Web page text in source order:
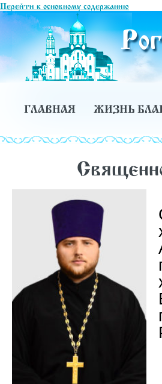
Перейти к основному содержанию
ГЛАВНАЯ ЖИЗНЬ